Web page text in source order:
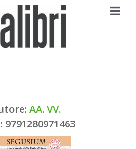
AA. VV.
9791280971463